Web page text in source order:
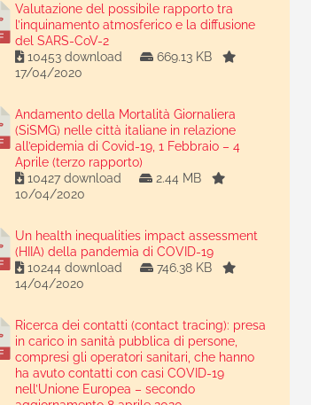
Valutazione del possibile rapporto tra
l’inquinamento atmosferico e la diffusione
del SARS-CoV-2
10453 download
669.13 KB
17/04/2020
Andamento della Mortalità Giornaliera
(SiSMG) nelle città italiane in relazione
all’epidemia di Covid-19, 1 Febbraio – 4
Aprile (terzo rapporto)
10427 download
2.44 MB
10/04/2020
Un health inequalities impact assessment
(HIIA) della pandemia di COVID-19
10244 download
746.38 KB
14/04/2020
Ricerca dei contatti (contact tracing): presa
in carico in sanità pubblica di persone,
compresi gli operatori sanitari, che hanno
ha avuto contatti con casi COVID-19
nell’Unione Europea – secondo